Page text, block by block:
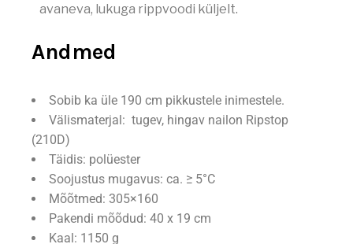
avaneva, lukuga rippvoodi küljelt.
Andmed
Sobib ka üle 190 cm pikkustele inimestele.
Välismaterjal: tugev, hingav nailon Ripstop
(210D)
Täidis: polüester
Soojustus mugavus: ca. ≥ 5°C
Mõõtmed: 305×160
Pakendi mõõdud: 40 x 19 cm
Kaal: 1150 g